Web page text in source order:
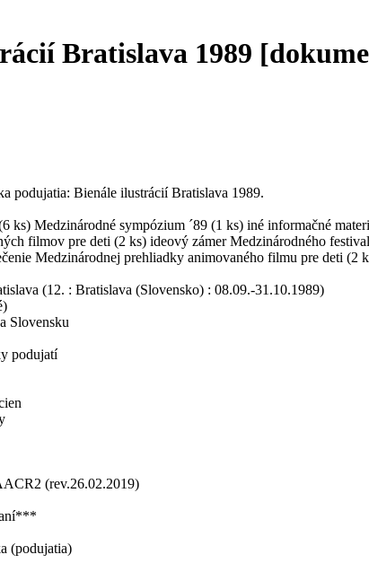
Bratislava 1989
podujatia: Bienále ilustrácií Bratislava 1989.
ks) Medzinárodné sympózium ´89 (1 ks) iné informačné
filmov pre deti (2 ks) ideový zámer Medzinárodného
Medzinárodnej prehliadky animovaného filmu pre deti
(12. : Bratislava (Slovensko) : 08.09.-31.10.1989)
Slovensku
podujatí
(rev.26.02.2019)
(podujatia)